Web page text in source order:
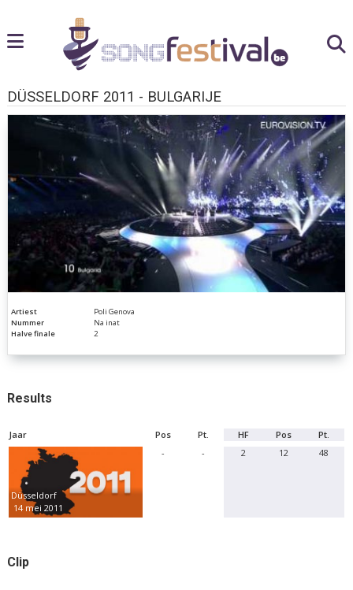
DÜSSELDORF 2011 - BULGARIJE
Artiest
Poli Genova
Nummer
Na inat
Halve finale
2
Results
Jaar Pos Pt. HF Pos Pt.
Düsseldorf
14 mei 2011
- - 2 12 48
Clip